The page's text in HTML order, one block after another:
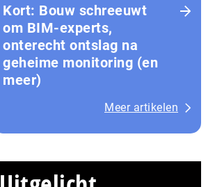
Kort: Bouw schreeuwt
om BIM-experts,
onterecht ontslag na
geheime monitoring (en
meer)
Meer artikelen